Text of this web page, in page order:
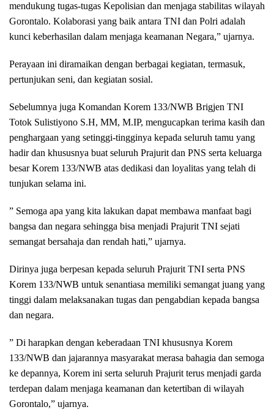
mendukung tugas-tugas Kepolisian dan menjaga stabilitas wilayah
Gorontalo. Kolaborasi yang baik antara TNI dan Polri adalah
kunci keberhasilan dalam menjaga keamanan Negara,” ujarnya.
Perayaan ini diramaikan dengan berbagai kegiatan, termasuk,
pertunjukan seni, dan kegiatan sosial.
Sebelumnya juga Komandan Korem 133/NWB Brigjen TNI
Totok Sulistiyono S.H, MM, M.IP, mengucapkan terima kasih dan
penghargaan yang setinggi-tingginya kepada seluruh tamu yang
hadir dan khususnya buat seluruh Prajurit dan PNS serta keluarga
besar Korem 133/NWB atas dedikasi dan loyalitas yang telah di
tunjukan selama ini.
” Semoga apa yang kita lakukan dapat membawa manfaat bagi
bangsa dan negara sehingga bisa menjadi Prajurit TNI sejati
semangat bersahaja dan rendah hati,” ujarnya.
Dirinya juga berpesan kepada seluruh Prajurit TNI serta PNS
Korem 133/NWB untuk senantiasa memiliki semangat juang yang
tinggi dalam melaksanakan tugas dan pengabdian kepada bangsa
dan negara.
” Di harapkan dengan keberadaan TNI khususnya Korem
133/NWB dan jajarannya masyarakat merasa bahagia dan semoga
ke depannya, Korem ini serta seluruh Prajurit terus menjadi garda
terdepan dalam menjaga keamanan dan ketertiban di wilayah
Gorontalo,” ujarnya.